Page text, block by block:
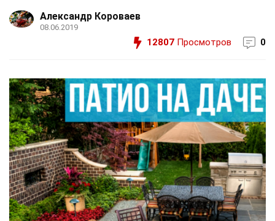
Александр Короваев
08.06.2019
12807 Просмотров 0